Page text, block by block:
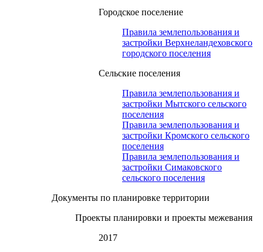
Городское поселение
Правила землепользования и
застройки Верхнеландеховского
городского поселения
Сельские поселения
Правила землепользования и
застройки Мытского сельского
поселения
Правила землепользования и
застройки Кромского сельского
поселения
Правила землепользования и
застройки Симаковского
сельского поселения
Документы по планировке территории
Проекты планировки и проекты межевания
2017